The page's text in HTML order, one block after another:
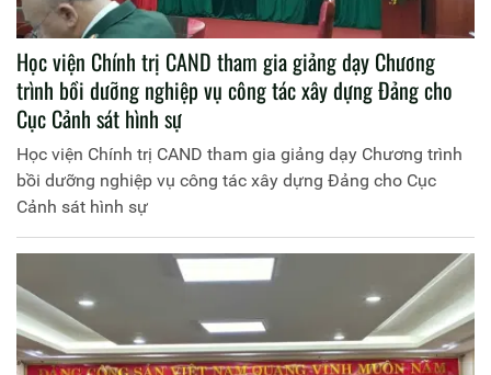
Học viện Chính trị CAND tham gia giảng dạy Chương
trình bồi dưỡng nghiệp vụ công tác xây dựng Đảng cho
Cục Cảnh sát hình sự
Học viện Chính trị CAND tham gia giảng dạy Chương trình
bồi dưỡng nghiệp vụ công tác xây dựng Đảng cho Cục
Cảnh sát hình sự